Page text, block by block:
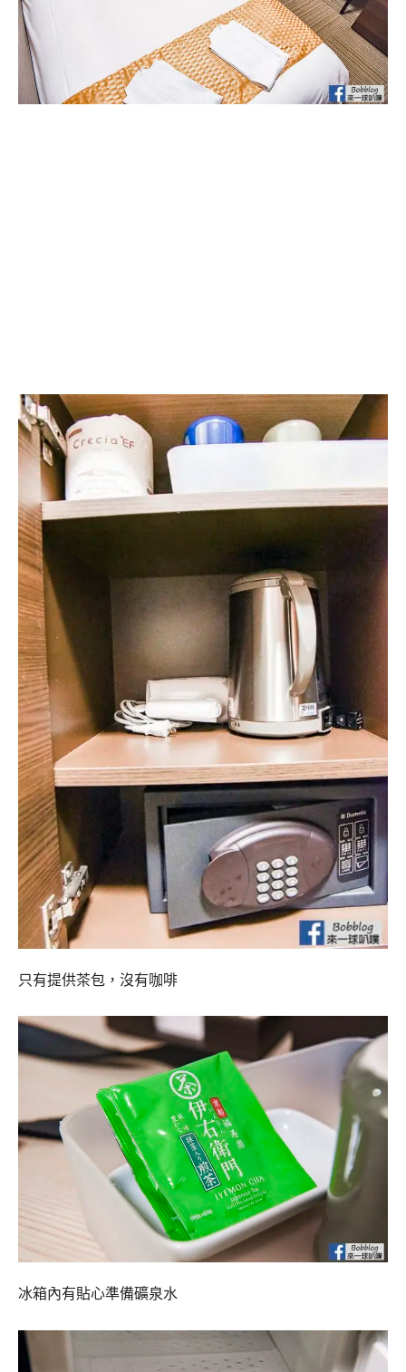
只有提供茶包，沒有咖啡
冰箱內有貼心準備礦泉水